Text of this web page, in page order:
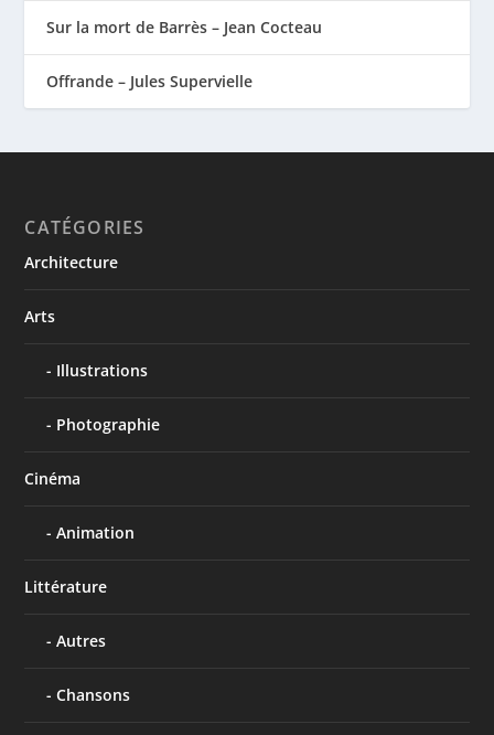
Sur la mort de Barrès – Jean Cocteau
Offrande – Jules Supervielle
CATÉGORIES
Architecture
Arts
Illustrations
Photographie
Cinéma
Animation
Littérature
Autres
Chansons